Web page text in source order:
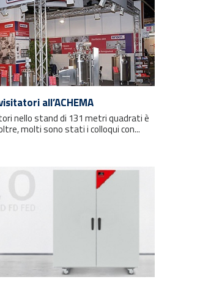
all’ACHEMA
nello stand di 131 metri quadrati è
molti sono stati i colloqui con...